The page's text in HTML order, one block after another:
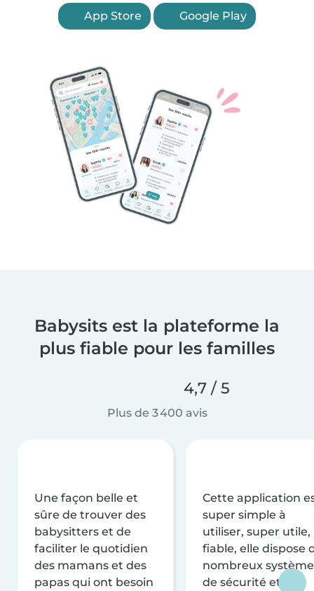
App Store Google Play
Babysits est la plateforme la
plus fiable pour les familles
4,7 / 5
Plus de 3 400 avis
Une façon belle et
sûre de trouver des
babysitters et de
faciliter le quotidien
des mamans et des
papas qui ont besoin
Cette application
super simple à
utiliser, super utile,
fiable, elle dispose
nombreux
de sécurité et de